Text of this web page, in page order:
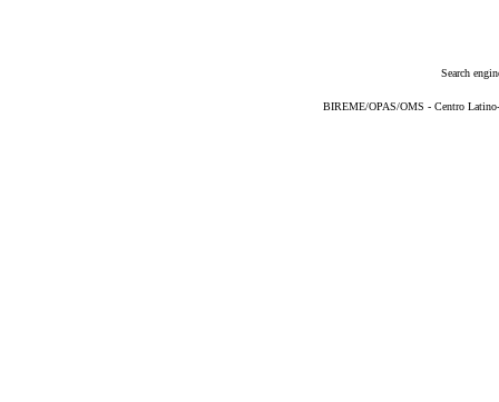
Search
BIREME/OPAS/OMS - Centro Latino-